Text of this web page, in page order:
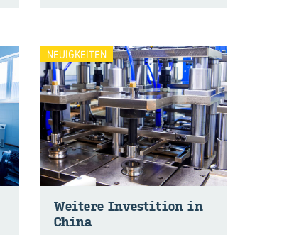
NEUIGKEITEN
Wei­te­re In­ves­ti­ti­on in
China